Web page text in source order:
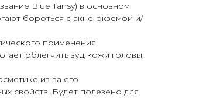
Blue Tansy) в основном
бороться с акне, экземой и/
применения.
облегчить зуд кожи головы,
из-за его
свойств. Будет полезено для